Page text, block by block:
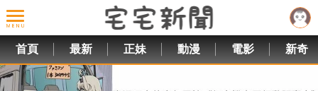
首頁 最新 正妹 動漫 電影 新奇